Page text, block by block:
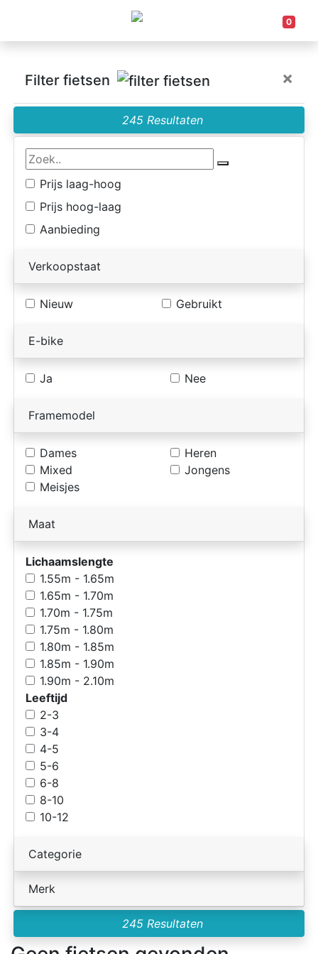
0
Filter fietsen ×
245 Resultaten
Prijs laag-hoog
Prijs hoog-laag
Aanbieding
Verkoopstaat
Nieuw Gebruikt
E-bike
Ja Nee
Framemodel
Dames
Heren
Mixed
Jongens
Meisjes
Maat
Lichaamslengte
1.55m - 1.65m
1.65m - 1.70m
1.70m - 1.75m
1.75m - 1.80m
1.80m - 1.85m
1.85m - 1.90m
1.90m - 2.10m
Leeftijd
2-3
3-4
4-5
5-6
6-8
8-10
10-12
Categorie
Merk
245 Resultaten